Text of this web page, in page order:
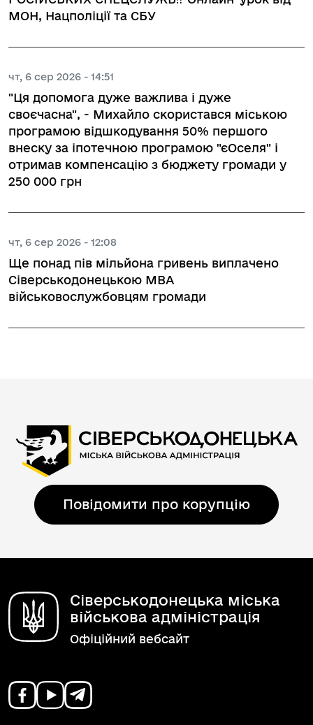
МОН, Нацполіції та СБУ
чт, 6 сер 2026 - 14:51
"Ця допомога дуже важлива і дуже
своєчасна", - Михайло скористався міською
програмою відшкодування 50% першого
внеску за іпотечною програмою "єОселя" і
отримав компенсацію з бюджету громади у
250 000 грн
чт, 6 сер 2026 - 12:08
Ще понад пів мільйона гривень виплачено
Сіверськодонецькою МВА
військовослужбовцям громади
Повідомити про корупцію
Сіверськодонецька міська
військова адміністрація
Офіційний вебсайт